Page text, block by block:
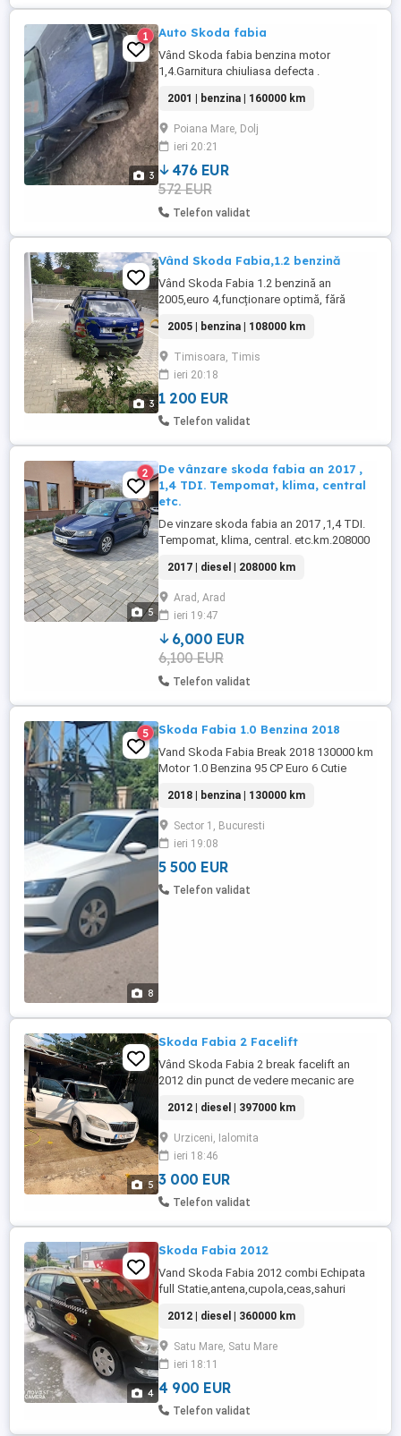
3
1 Auto Skoda fabia
Vând Skoda fabia benzina motor
1,4.Garnitura chiuliasa defecta .
2001 | benzina | 160000 km
Poiana Mare, Dolj
ieri 20:21
476 EUR
572 EUR
Telefon validat
3
Vând Skoda Fabia,1.2 benzină
Vând Skoda Fabia 1.2 benzină an
2005,euro 4,funcționare optimă, fără
propietar,1200Euro.
2005 | benzina | 108000 km
Timisoara, Timis
ieri 20:18
1 200 EUR
Telefon validat
5
2
De vânzare skoda fabia an 2017 ,
1,4 TDI. Tempomat, klima, central
etc.
De vinzare skoda fabia an 2017 ,1,4 TDI.
Tempomat, klima, central. etc.km.208000
2017 | diesel | 208000 km
Arad, Arad
ieri 19:47
6,000 EUR
6,100 EUR
Telefon validat
8
5 Skoda Fabia 1.0 Benzina 2018
Vand Skoda Fabia Break 2018 130000 km
Motor 1.0 Benzina 95 CP Euro 6 Cutie
Limitator viteza Scaune imcalzite Comenzi
volan Volan piele Start Stop Etc. Masina
functioneaza fara probleme Acte valabile
2018 | benzina | 130000 km
Sector 1, Bucuresti
ieri 19:08
5 500 EUR
Telefon validat
5
Skoda Fabia 2 Facelift
Vând Skoda Fabia 2 break facelift an
2012 din punct de vedere mecanic are
2012 | diesel | 397000 km
Urziceni, Ialomita
ieri 18:46
3 000 EUR
Telefon validat
4
Skoda Fabia 2012
Vand Skoda Fabia 2012 combi Echipata
full Statie,antena,cupola,ceas,sahuri
tdi Cauciucuri rulate 1 sezon vara
Pret:4900 euro
2012 | diesel | 360000 km
Satu Mare, Satu Mare
ieri 18:11
4 900 EUR
Telefon validat